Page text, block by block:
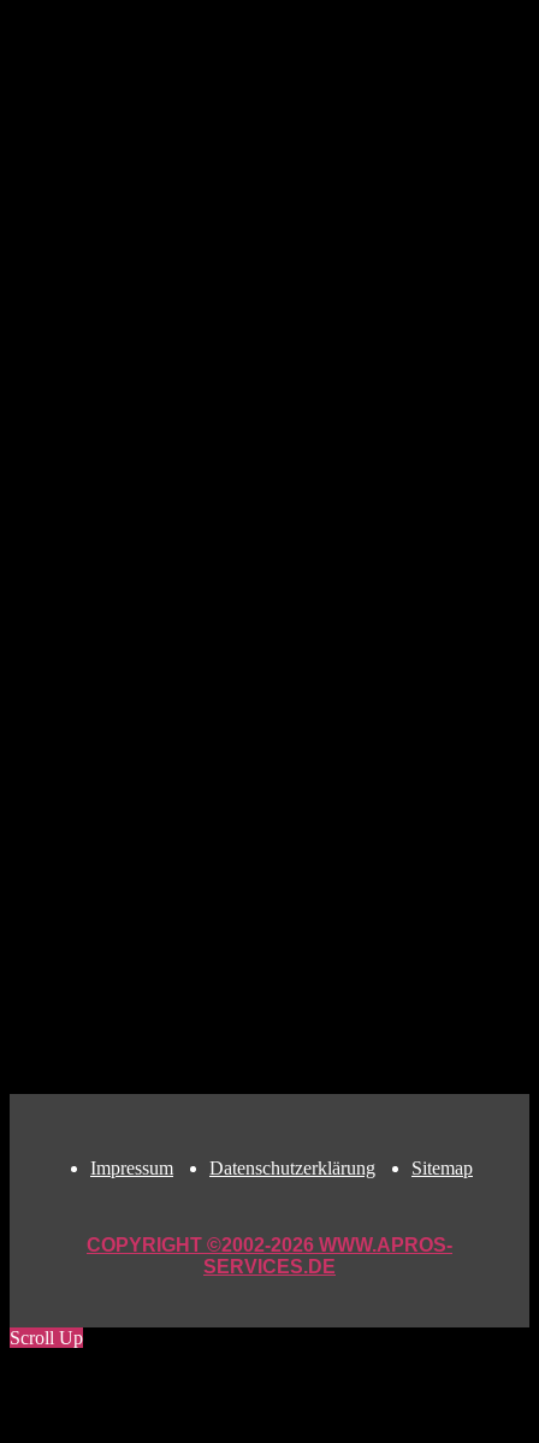
Impressum Datenschutzerklärung Sitemap
COPYRIGHT ©2002-2026 WWW.APROS-
SERVICES.DE
Scroll Up